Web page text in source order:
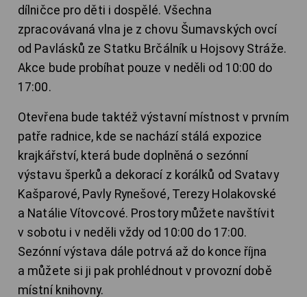
dílničce pro děti i dospělé. Všechna
zpracovávaná vlna je z chovu Šumavských ovcí
od Pavlásků ze Statku Brčálník u Hojsovy Stráže.
Akce bude probíhat pouze v neděli od 10:00 do
17:00.
Otevřena bude taktéž výstavní místnost v prvním
patře radnice, kde se nachází stálá expozice
krajkářství, která bude doplněná o sezónní
výstavu šperků a dekorací z korálků od Svatavy
Kašparové, Pavly Rynešové, Terezy Holakovské
a Natálie Vítovcové. Prostory můžete navštívit
v sobotu i v neděli vždy od 10:00 do 17:00.
Sezónní výstava dále potrvá až do konce října
a můžete si ji pak prohlédnout v provozní době
místní knihovny.